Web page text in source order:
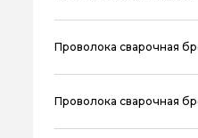
Проволока сварочная
Проволока сварочная